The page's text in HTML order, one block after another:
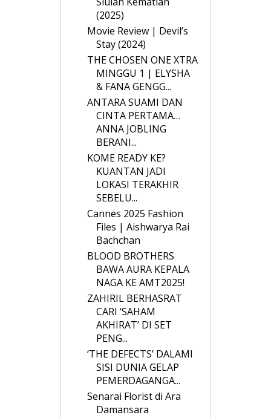
(2025)
Movie Review | Devil’s
Stay (2024)
THE CHOSEN ONE XTRA
MINGGU 1 | ELYSHA
& FANA GENGG...
ANTARA SUAMI DAN
CINTA PERTAMA…
ANNA JOBLING
BERANI...
KOME READY KE?
KUANTAN JADI
LOKASI TERAKHIR
SEBELU...
Cannes 2025 Fashion
Files | Aishwarya Rai
Bachchan
BLOOD BROTHERS
BAWA AURA KEPALA
NAGA KE AMT2025!
ZAHIRIL BERHASRAT
CARI ‘SAHAM
AKHIRAT’ DI SET
PENG...
‘THE DEFECTS’ DALAMI
SISI DUNIA GELAP
PEMERDAGANGA...
Senarai Florist di Ara
Damansara